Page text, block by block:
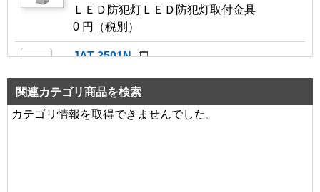
ＬＥＤ防犯灯ＬＥＤ防犯灯取付金具
0 円（税別）
JAT-2501N
104,000 円（税別）
JAT-1501N
関連カテゴリ商品を検索
カテゴリ情報を取得できませんでした。